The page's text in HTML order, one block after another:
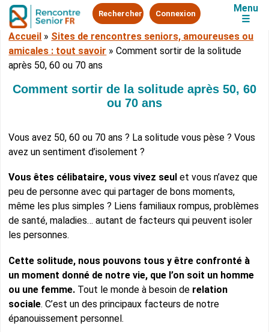
Rechercher Connexion
Menu
☰
Accueil » Sites de rencontres seniors, amoureuses ou
amicales : tout savoir »Comment sortir de la solitude
après 50, 60 ou 70 ans
Comment sortir de la solitude après 50, 60
ou 70 ans
Vous avez 50, 60 ou 70 ans ? La solitude vous pèse ? Vous
avez un sentiment d’isolement ?
Vous êtes célibataire, vous vivez seul et vous n’avez que
peu de personne avec qui partager de bons moments,
même les plus simples ? Liens familiaux rompus, problèmes
de santé, maladies… autant de facteurs qui peuvent isoler
les personnes.
Cette solitude, nous pouvons tous y être confronté à
un moment donné de notre vie, que l’on soit un homme
ou une femme. Tout le monde à besoin de relation
sociale. C’est un des principaux facteurs de notre
épanouissement personnel.